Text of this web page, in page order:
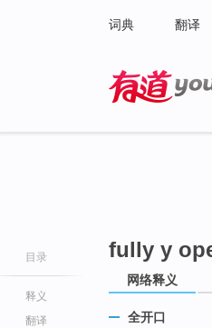
词典 翻译
目录
释义
翻译
fully y
网络释义
全开口